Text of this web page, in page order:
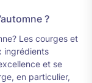
?
Les courges et
ingrédients
et se
en particulier,